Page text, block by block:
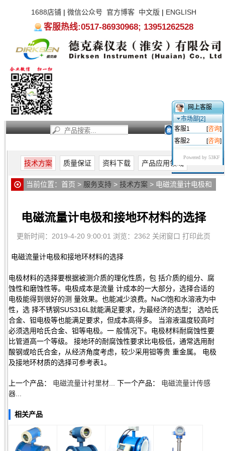
1688店铺| 微信公众号 官方博客 中文版 | ENGLISH
客服热线:0517-86930968; 13951262528
技术方案 质量保证 资料下载 产品应用领域
当前位置： 首页 > 服务支持 > 技术方案 > 电磁流量计电极和
电磁流量计电极和接地环材料的选择
更新时间：2019-4-20 9:00:01 浏览：2362 关闭窗口 打印此页
电磁流量计电极和接地环材料的选择
电极材料的选择要根据被测介质的理化性质，包 括介质的组分、腐
蚀性和磨蚀性等。电极成本是流量 计成本的一大部分，选择合适的
电极能得到很好的测 量效果。也能减少浪费。NaCl饱和水溶液为中
性，选 择不锈钢SUS316L就能满足要求，为最经济的选型； 选哈氏
合金、钽电极等也能满足要求，但成本高得多。 当溶液温度较高时
必须选用哈氏合金、钽等电极。一 般情况下。电极材料耐腐蚀性要
比管道高一个等级。 接地环的耐腐蚀性要求比电极低，通常选用耐
酸钢或哈氏合金，从经济角度考虑，较少采用钽等贵 重金属。 电极
及接地环材质的选择可参考表1。
上一个产品： 电磁流量计衬里材... 下一个产品： 电磁流量计传感
器...
相关产品
网上客服
市场部[2]
客服1
[咨询]
客服2
[咨询]
Powered by 53KF